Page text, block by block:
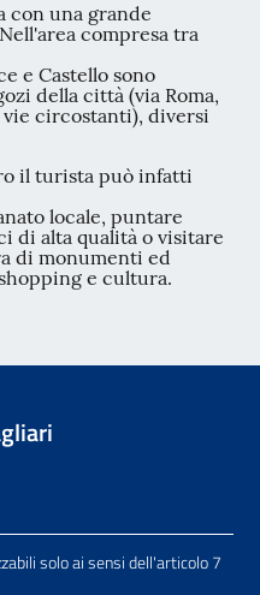
con una grande
compresa tra
e Castello sono
della città (via Roma,
vie circostanti), diversi
il turista può infatti
locale, puntare
di alta qualità o visitare
di monumenti ed
e cultura.
solo ai sensi dell'articolo 7